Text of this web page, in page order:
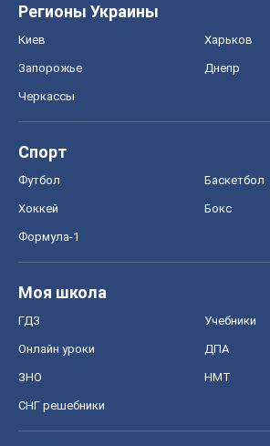
Регионы Украины
Киев Харьков
Запорожье Днепр
Черкассы
Спорт
Футбол Баскетбол
Хоккей Бокс
Формула-1
Моя школа
ГДЗ Учебники
Онлайн уроки ДПА
ЗНО НМТ
СНГ решебники